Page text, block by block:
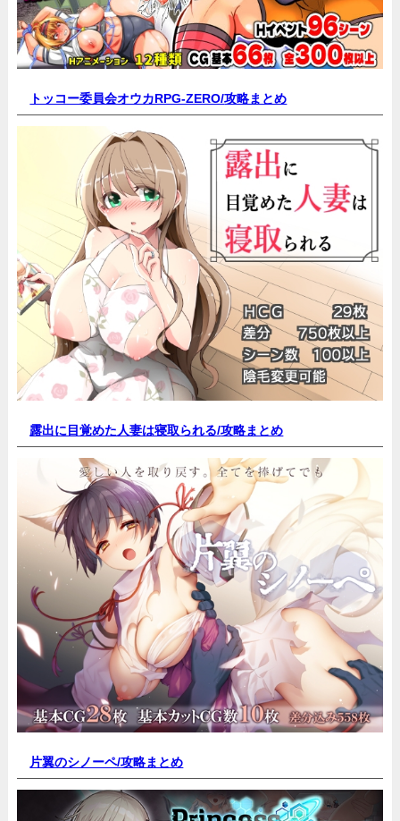
トッコー委員会オウカRPG-ZERO/攻略まとめ
露出に目覚めた人妻は寝取られる/攻略まとめ
片翼のシノーペ/攻略まとめ